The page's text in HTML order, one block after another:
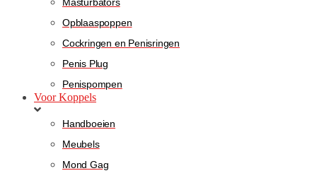
Opblaaspoppen
Cockringen en Penisringen
Penis Plug
Penispompen
Voor Koppels
Handboeien
Meubels
Mond Gag